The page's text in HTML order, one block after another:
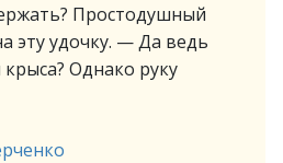
Простодушный
эту удочку. — Да ведь
Однако руку